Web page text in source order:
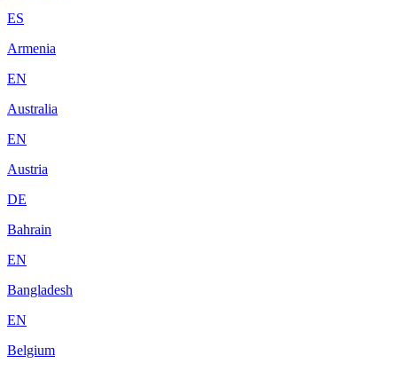
ES
Armenia
EN
Australia
EN
Austria
DE
Bahrain
EN
Bangladesh
EN
Belgium